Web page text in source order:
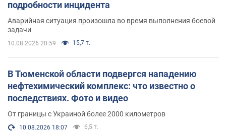
подробности инцидента
Аварийная ситуация произошла во время выполнения боевой
задачи
10.08.2026 20:59 15,7 т.
В Тюменской области подвергся нападению
нефтехимический комплекс: что известно о
последствиях. Фото и видео
От границы с Украиной более 2000 километров
10.08.2026 18:07 6,5 т.